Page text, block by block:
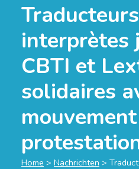
interprètes
CBTI et
solidaires
Home > Nachrichten >